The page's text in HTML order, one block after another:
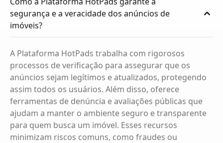
segurança e a veracidade dos anúncios de
imóveis?
A Plataforma HotPads trabalha com rigorosos
processos de verificação para assegurar que os
anúncios sejam legítimos e atualizados, protegendo
assim todos os usuários. Além disso, oferece
ferramentas de denúncia e avaliações públicas que
ajudam a manter o ambiente seguro e transparente
para quem busca um imóvel. Esses recursos
minimizam riscos comuns, como fraudes ou